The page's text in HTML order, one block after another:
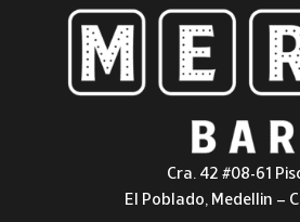
Cra. 42 #08-61
El Poblado, Medellin –